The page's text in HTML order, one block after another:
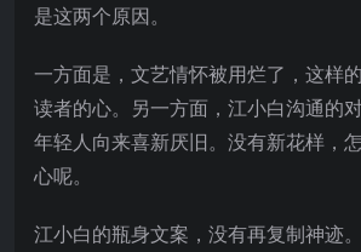
是这两个原因。
一方面是，文艺情怀被用烂了，这样
读者的心。另一方面，江小白沟通的
年轻人向来喜新厌旧。没有新花样，
心呢。
江小白的瓶身文案，没有再复制神迹